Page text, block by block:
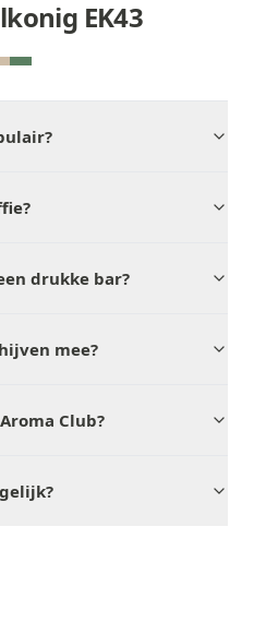
EK43
drukke bar?
mee?
Club?